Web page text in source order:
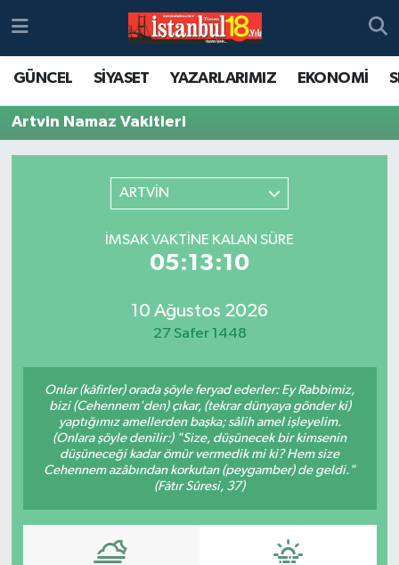
GÜNCEL SİYASET YAZARLARIMIZ EKONOMİ
Artvin Namaz Vakitleri
ARTVİN
İMSAK VAKTINE KALAN SÜRE
05:13:10
10 Ağustos 2026
27 Safer 1448
Onlar (kâfirler) orada şöyle feryad ederler: Ey Rabbimiz,
bizi (Cehennem'den) çıkar, (tekrar dünyaya gönder ki)
yaptığımız amellerden başka; sâlih amel işleyelim.
(Onlara şöyle denilir:) "Size, düşünecek bir kimsenin
düşüneceği kadar ömür vermedik mi ki? Hem size
Cehennem azâbından korkutan (peygamber) de geldi."
(Fâtır Sûresi, 37)